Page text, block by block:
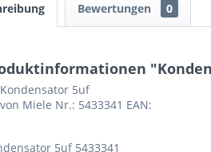
Bewertungen 0
Kondensator 5uf
von Miele Nr.: 5433341 EAN:
5uf 5433341